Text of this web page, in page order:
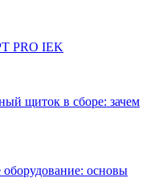
PRO IEK
щиток в сборе: зачем
основы